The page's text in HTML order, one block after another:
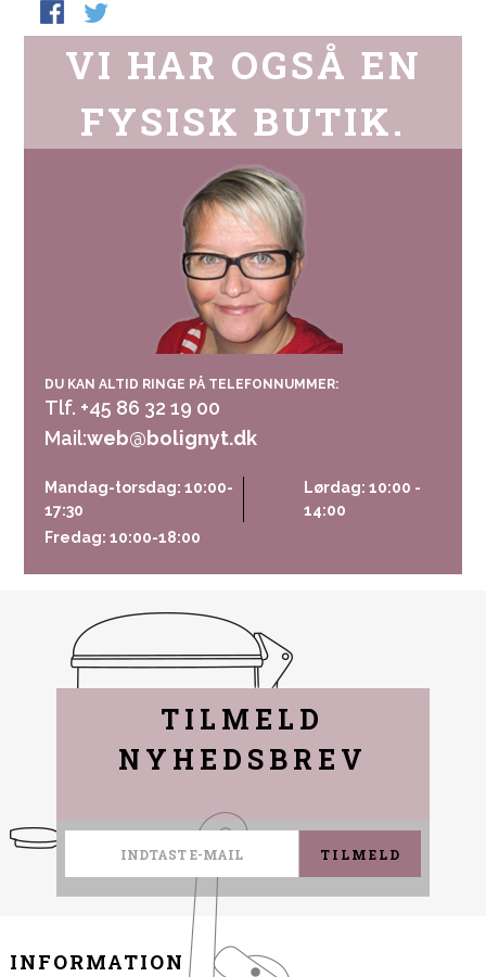
VI HAR OGSÅ EN
FYSISK BUTIK.
DU KAN ALTID RINGE PÅ TELEFONNUMMER:
Tlf. +45 86 32 19 00
Mail:web@bolignyt.dk
Mandag-torsdag: 10:00-
17:30
Fredag: 10:00-18:00
Lørdag: 10:00 -
14:00
TILMELD
NYHEDSBREV
TILMELD
INFORMATION